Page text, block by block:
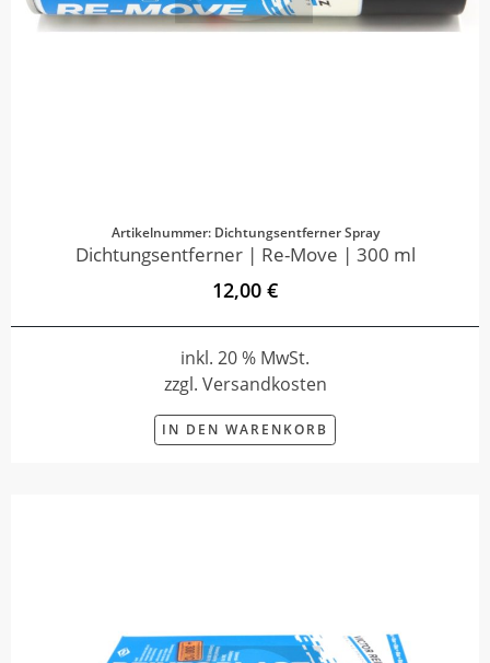
Artikelnummer: Dichtungsentferner Spray
Dichtungsentferner | Re-Move | 300 ml
12,00 €
inkl. 20 % MwSt.
zzgl. Versandkosten
IN DEN WARENKORB